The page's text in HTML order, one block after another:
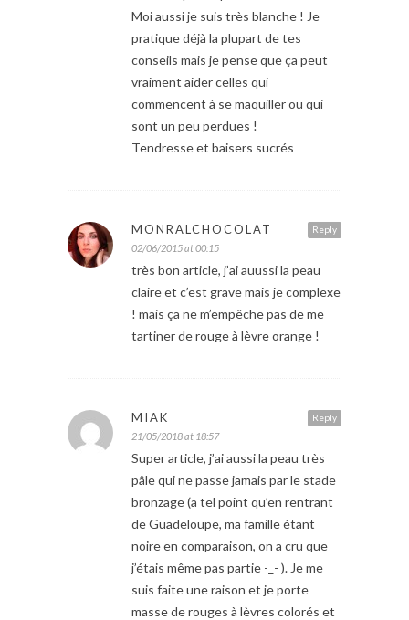
Moi aussi je suis très blanche ! Je
pratique déjà la plupart de tes
conseils mais je pense que ça peut
vraiment aider celles qui
commencent à se maquiller ou qui
sont un peu perdues !
Tendresse et baisers sucrés
Reply
MONRALCHOCOLAT
02/06/2015 at 00:15
très bon article, j’ai auussi la peau
claire et c’est grave mais je complexe
! mais ça ne m’empêche pas de me
tartiner de rouge à lèvre orange !
Reply
MIAK
21/05/2018 at 18:57
Super article, j’ai aussi la peau très
pâle qui ne passe jamais par le stade
bronzage (a tel point qu’en rentrant
de Guadeloupe, ma famille étant
noire en comparaison, on a cru que
j’étais même pas partie -_- ). Je me
suis faite une raison et je porte
masse de rouges à lèvres colorés et